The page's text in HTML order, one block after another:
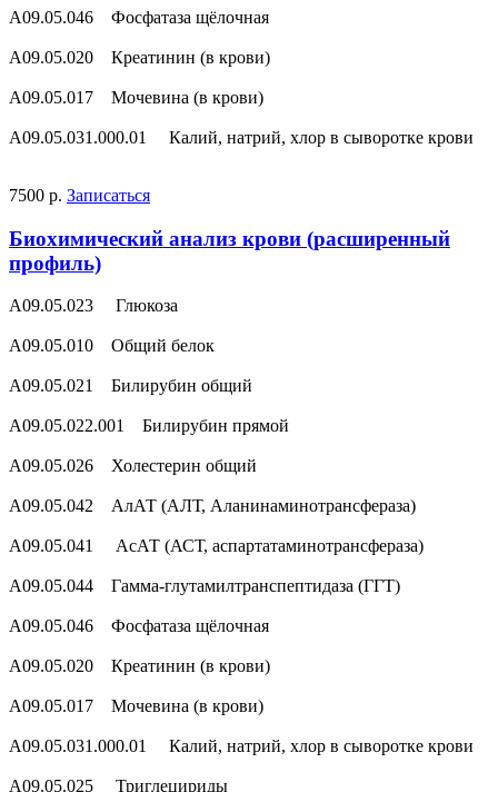
A09.05.046 Фосфатаза щёлочная
A09.05.020 Креатинин (в крови)
A09.05.017 Мочевина (в крови)
A09.05.031.000.01 Калий, натрий, хлор в сыворотке крови
7500 р. Записаться
Биохимический анализ крови (расширенный
профиль)
A09.05.023 Глюкоза
A09.05.010 Общий белок
A09.05.021 Билирубин общий
A09.05.022.001 Билирубин прямой
A09.05.026 Холестерин общий
A09.05.042 АлАТ (АЛТ, Аланинаминотрансфераза)
A09.05.041 АсАТ (АСТ, аспартатаминотрансфераза)
A09.05.044 Гамма-глутамилтранспептидаза (ГГТ)
A09.05.046 Фосфатаза щёлочная
A09.05.020 Креатинин (в крови)
A09.05.017 Мочевина (в крови)
A09.05.031.000.01 Калий, натрий, хлор в сыворотке крови
A09.05.025 Триглецириды